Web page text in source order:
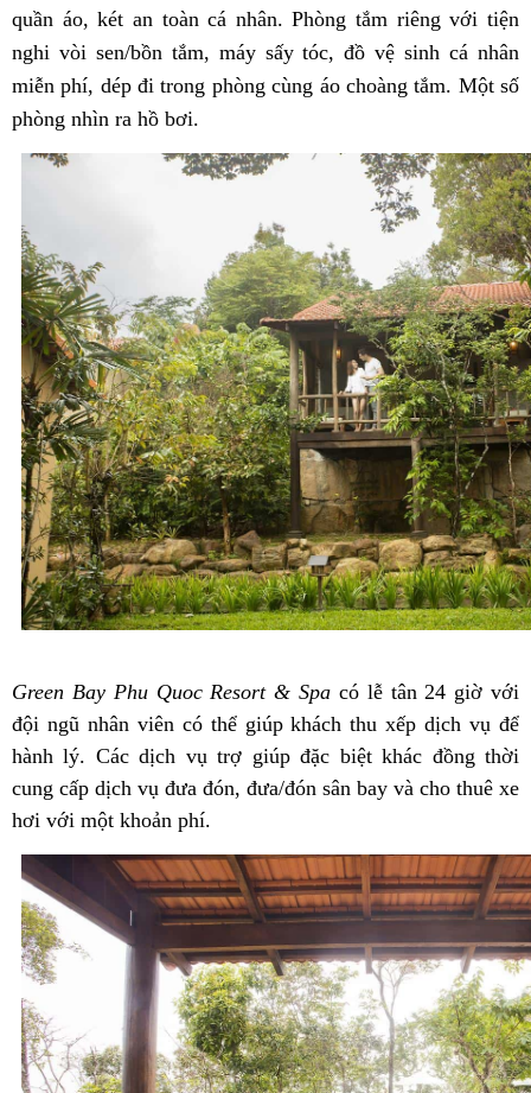
quần áo, két an toàn cá nhân. Phòng tắm riêng với tiện
nghi vòi sen/bồn tắm, máy sấy tóc, đồ vệ sinh cá nhân
miễn phí, dép đi trong phòng cùng áo choàng tắm. Một số
phòng nhìn ra hồ bơi.
Green Bay Phu Quoc Resort & Spa có lễ tân 24 giờ với
đội ngũ nhân viên có thể giúp khách thu xếp dịch vụ để
hành lý. Các dịch vụ trợ giúp đặc biệt khác đồng thời
cung cấp dịch vụ đưa đón, đưa/đón sân bay và cho thuê xe
hơi với một khoản phí.